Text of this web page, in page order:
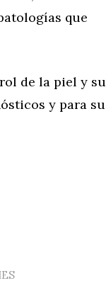
que
de la piel y su
y para su